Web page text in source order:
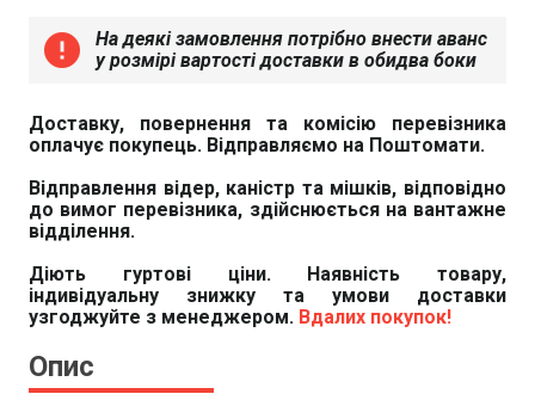
error
На деякі замовлення потрібно внести аванс
у розмірі вартості доставки в обидва боки
Доставку, повернення та комісію перевізника
оплачує покупець. Відправляємо на Поштомати.
Відправлення відер, каністр та мішків, відповідно
до вимог перевізника, здійснюється на вантажне
відділення.
Діють гуртові ціни. Наявність товару,
індивідуальну знижку та умови доставки
узгоджуйте з менеджером. Вдалих покупок!
Опис